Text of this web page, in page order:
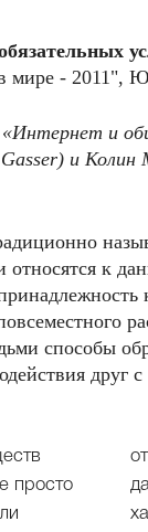
в мире -
и
и
к
способы
друг
просто